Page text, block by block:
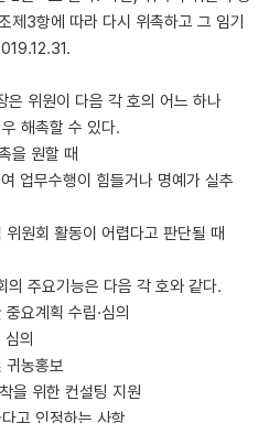
제3항에 따라 다시 위촉하고 그 임기
위원이 다음 각 호의 어느 하나
해촉할 수 있다.
을 원할 때
업무수행이 힘들거나 명예가 실추
원회 활동이 어렵다고 판단될 때
주요기능은 다음 각 호와 같다.
요계획 수립·심의
의
귀농홍보
을 위한 컨설팅 지원
고 인정하는 사항